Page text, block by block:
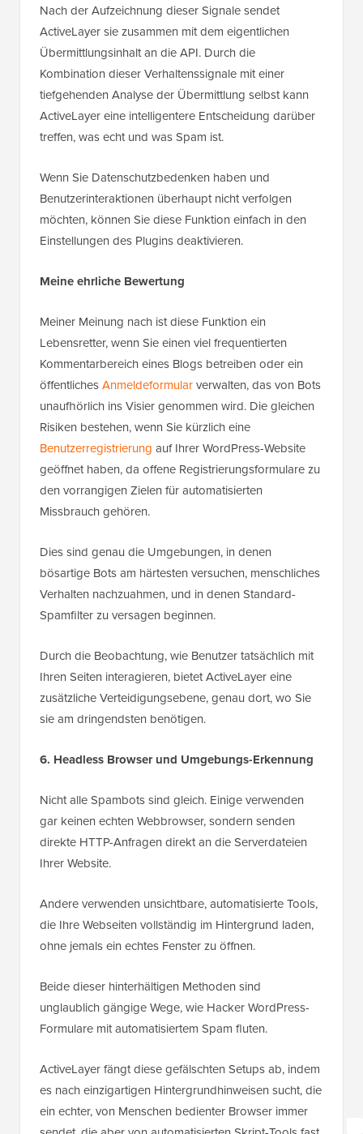
Nach der Aufzeichnung dieser Signale sendet
ActiveLayer sie zusammen mit dem eigentlichen
Übermittlungsinhalt an die API. Durch die
Kombination dieser Verhaltenssignale mit einer
tiefgehenden Analyse der Übermittlung selbst kann
ActiveLayer eine intelligentere Entscheidung darüber
treffen, was echt und was Spam ist.
Wenn Sie Datenschutzbedenken haben und
Benutzerinteraktionen überhaupt nicht verfolgen
möchten, können Sie diese Funktion einfach in den
Einstellungen des Plugins deaktivieren.
Meine ehrliche Bewertung
Meiner Meinung nach ist diese Funktion ein
Lebensretter, wenn Sie einen viel frequentierten
Kommentarbereich eines Blogs betreiben oder ein
öffentlichesAnmeldeformularverwalten, das von Bots
unaufhörlich ins Visier genommen wird. Die gleichen
Risiken bestehen, wenn Sie kürzlich eine
Benutzerregistrierung auf Ihrer WordPress-Website
geöffnet haben, da offene Registrierungsformulare zu
den vorrangigen Zielen für automatisierten
Missbrauch gehören.
Dies sind genau die Umgebungen, in denen
bösartige Bots am härtesten versuchen, menschliches
Verhalten nachzuahmen, und in denen Standard-
Spamfilter zu versagen beginnen.
Durch die Beobachtung, wie Benutzer tatsächlich mit
Ihren Seiten interagieren, bietet ActiveLayer eine
zusätzliche Verteidigungsebene, genau dort, wo Sie
sie am dringendsten benötigen.
6. Headless Browser und Umgebungs-Erkennung
Nicht alle Spambots sind gleich. Einige verwenden
gar keinen echten Webbrowser, sondern senden
direkte HTTP-Anfragen direkt an die Serverdateien
Ihrer Website.
Andere verwenden unsichtbare, automatisierte Tools,
die Ihre Webseiten vollständig im Hintergrund laden,
ohne jemals ein echtes Fenster zu öffnen.
Beide dieser hinterhältigen Methoden sind
unglaublich gängige Wege, wie Hacker WordPress-
Formulare mit automatisiertem Spam fluten.
ActiveLayer fängt diese gefälschten Setups ab, indem
es nach einzigartigen Hintergrundhinweisen sucht, die
ein echter, von Menschen bedienter Browser immer